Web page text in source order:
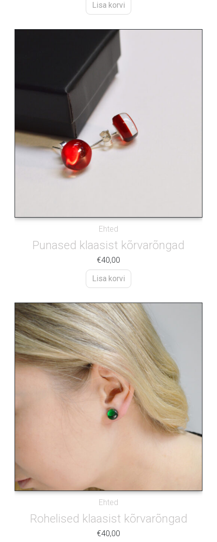
Lisa korvi
Ehted
Punased klaasist kõrvarõngad
€40,00
Lisa korvi
Ehted
Rohelised klaasist kõrvarõngad
€40,00